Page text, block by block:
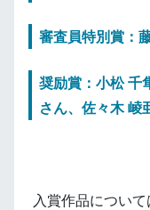
審査員特別賞：
奨励賞：小松 千
さん、佐々木 崚
入賞作品につい